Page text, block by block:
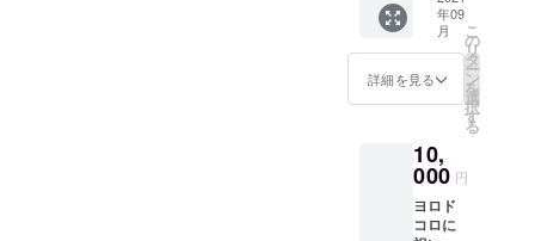
【注意
事項】
・備考
欄にお
サービ
ス内容
告欄に
書くた
だける
プラン
です。
通常
16000
円でお
使いい
ただけ
ます。
チケッ
年09
月
詳細を見る
こ
の
リ
タ
ー
ン
を
選
択
す
る
10,
000 円
ヨロド
コロに